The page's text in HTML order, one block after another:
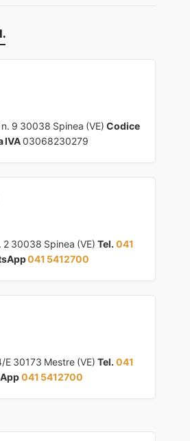
9 30038 Spinea (VE) Codice
IVA03068230279
2 30038 Spinea (VE) Tel. 041
041 5412700
E 30173 Mestre (VE) Tel. 041
041 5412700